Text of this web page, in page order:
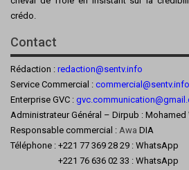
crédo.
Contact
Rédaction : redaction@sentv.info
Service Commercial : commercial@sentv.info
Enterprise GVC :
Administrateur Général – Dirpub : Mohamed
Responsable commercial : Awa DIA
Téléphone : +221 77 369 28 29 : WhatsApp
+221 76 636 02 33 : WhatsApp